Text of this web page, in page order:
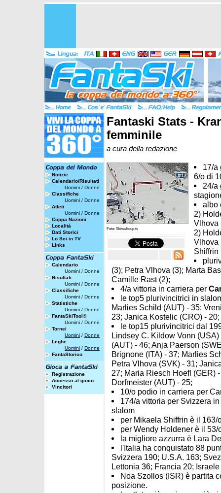
Notizie
Calendario/Risultati
Uomini / Donne
Classifiche
Uomini / Donne
Atleti
Uomini / Donne
Coppa Nazioni
Località
Dati Storici
Lo Sci in TV
Links
Calendario
Uomini / Donne
Risultati
Uomini / Donne
Classifiche
Uomini / Donne
Statistiche
Uomini / Donne
FantaSkiTool®
Uomini / Donne
Tornei
Uomini / Donne
Leghe
Uomini / Donne
FantaStorico
Registrazione
Accesso al gioco
Vincitori
Fantaski Stats -
femminile
a cura della redazione
Foto: Skiweltcup.tv
17/a
6/o di
24/a
albo
2)
Vlhova
2)
Vlhova
Shiffrin
(3); Petra Vlhova (3); Marta
Camille Rast (2);
4/a vittoria in carriera per
le top5 plurivincitrici in
Marlies Schild (AUT) - 35;
23; Janica Kostelic (CRO) - 20;
le top15 plurivincitrici dal
Lindsey C. Kildow Vonn
(AUT) - 46; Anja Paerson
Brignone (ITA) - 37; Marlies
Petra Vlhova (SVK) - 31;
27; Maria Riesch Hoefl (GER)
Dorfmeister (AUT) - 25;
10/o podio in carriera per
174/a vittoria per Svizzera
slalom
per Mikaela Shiffrin è il
per Wendy Holdener è il
la migliore azzurra è Lara
l'Italia ha conquistato 88
Svizzera 190; U.S.A. 163;
Lettonia 36; Francia 20; Israele
Noa Szollos (ISR) è partita
posizione.